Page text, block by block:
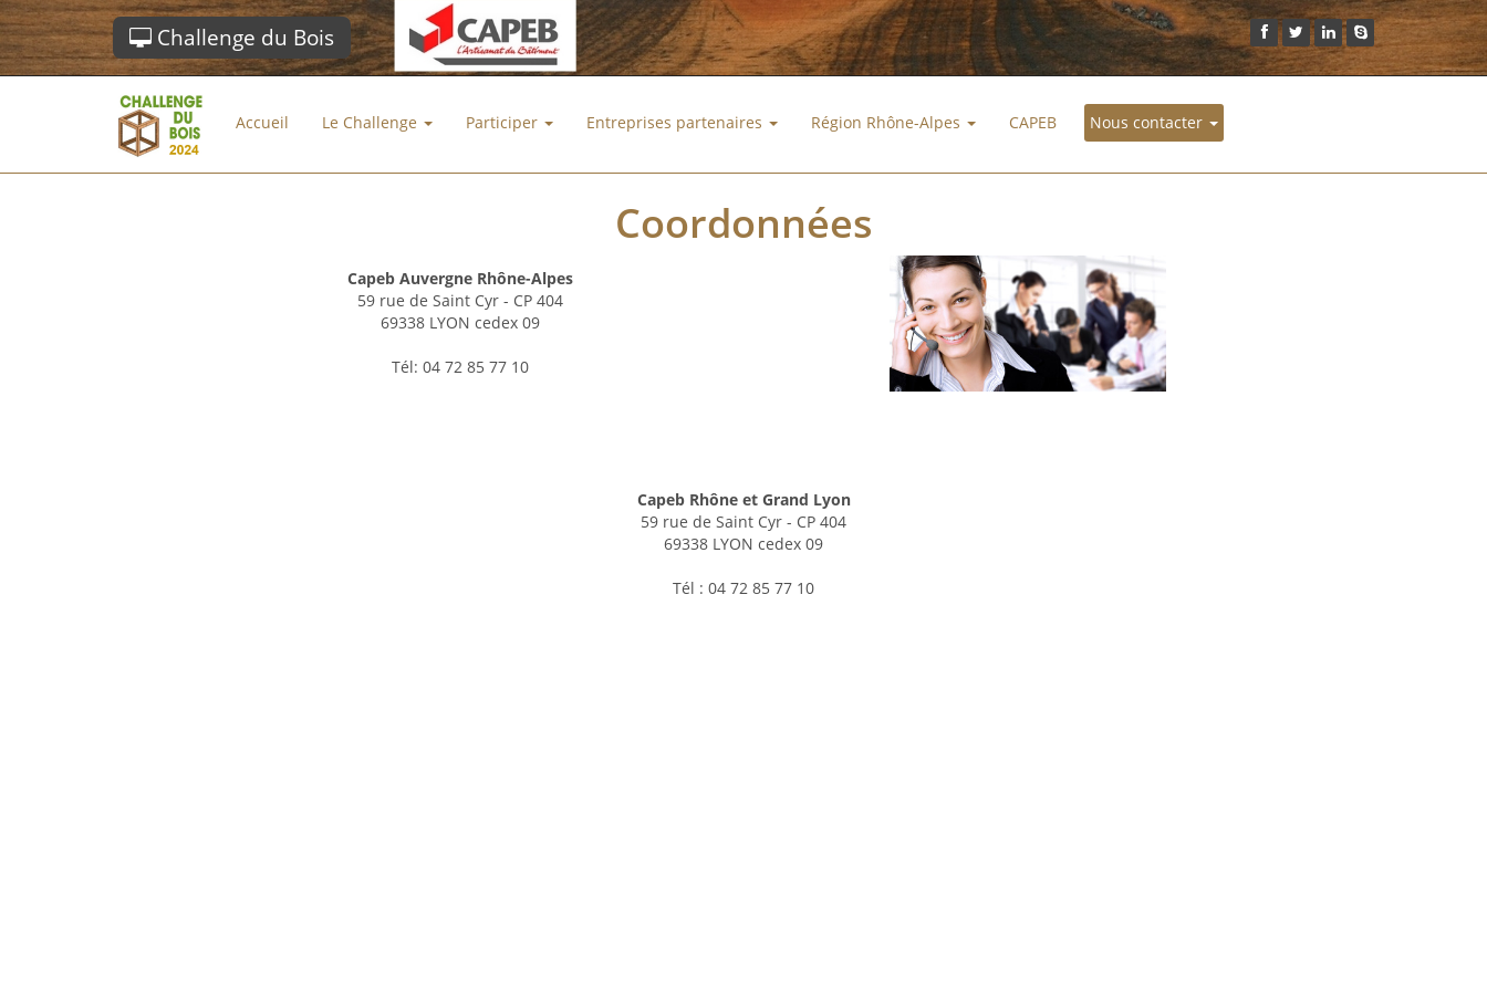
Challenge du Bois
Accueil Le Challenge Participer Entreprises partenaires Région Rhône-Alpes CAPEB Nous contacter
Coordonnées
Capeb Auvergne Rhône-Alpes
59 rue de Saint Cyr - CP 404
69338 LYON cedex 09
Tél: 04 72 85 77 10
Capeb Rhône et Grand Lyon
59 rue de Saint Cyr - CP 404
69338 LYON cedex 09
Tél : 04 72 85 77 10